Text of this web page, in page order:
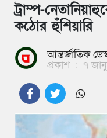
ট্রাম্প-
কঠোর হুঁশিয়ারি
আন্তর্জাতিক
প্রকাশ : ৭